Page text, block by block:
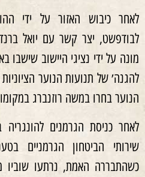
לבודפשט, יצר קשר עם יואל
מונה על ידי נציגי היישוב שישבו
להגנה׳ של תנועות הנוער
הנוער בחרו במשה רוזנברג
שירותי הביטחון הגרמניים
כשהתבררה האמת, נרתעו שוביו